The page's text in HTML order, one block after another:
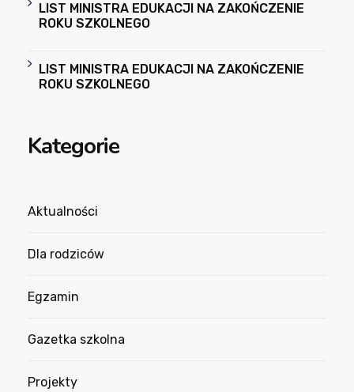
LIST MINISTRA EDUKACJI NA ZAKOŃCZENIE
ROKU SZKOLNEGO
LIST MINISTRA EDUKACJI NA ZAKOŃCZENIE
ROKU SZKOLNEGO
Kategorie
Aktualności
Dla rodziców
Egzamin
Gazetka szkolna
Projekty